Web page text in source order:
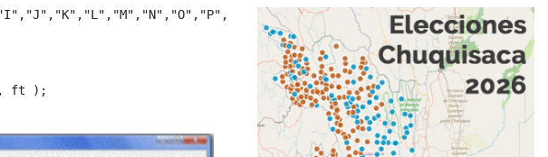
});
ft );